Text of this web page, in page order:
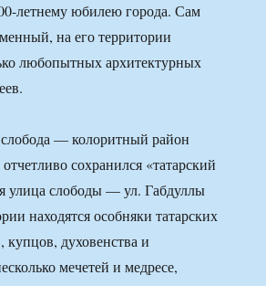
летнему юбилею города. Сам
на его территории
любопытных архитектурных
слобода — колоритный район
сохранился «татарский
улица слободы — ул. Габдуллы
находятся особняки татарских
духовенства и
мечетей и медресе,